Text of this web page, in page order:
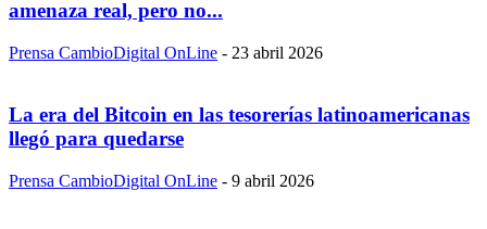
amenaza real, pero no...
Prensa CambioDigital OnLine - 23 abril 2026
La era del Bitcoin en las tesorerías latinoamericanas
llegó para quedarse
Prensa CambioDigital OnLine - 9 abril 2026